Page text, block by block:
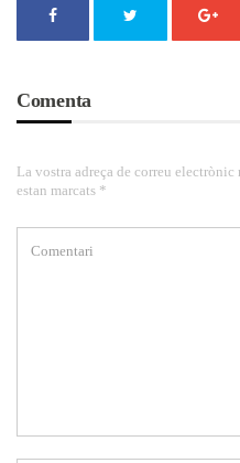
Comenta
La vostra adreça de correu
estan marcats *